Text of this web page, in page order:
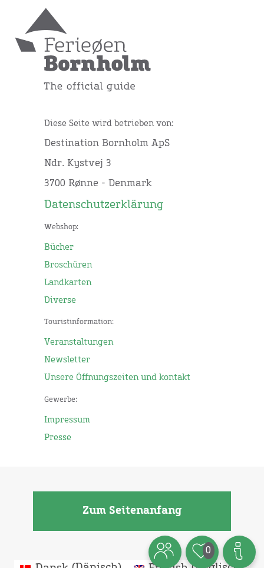
Diese Seite wird betrieben von:
Destination Bornholm ApS
Ndr. Kystvej 3
3700 Rønne - Denmark
Datenschutzerklärung
Webshop:
Bücher
Broschüren
Landkarten
Diverse
Touristinformation:
Veranstaltungen
Newsletter
Unsere Öffnungszeiten und kontakt
Gewerbe:
Impressum
Presse
Zum Seitenanfang
0